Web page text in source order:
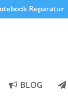
Reparatur
BLOG